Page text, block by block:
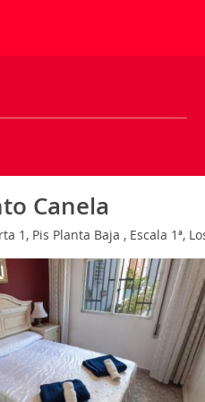
Canela
1, Pis Planta Baja , Escala 1ª,